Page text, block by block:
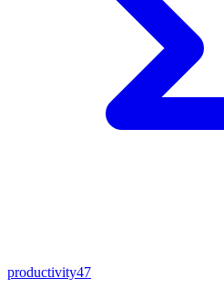
productivity47